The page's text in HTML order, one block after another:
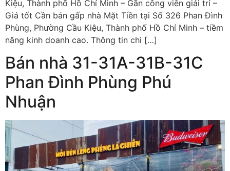
Kiệu, Thành phố Hồ Chí Minh – Gần công viên giải trí –
Giá tốt Cần bán gấp nhà Mặt Tiền tại Số 326 Phan Đình
Phùng, Phường Cầu Kiệu, Thành phố Hồ Chí Minh – tiềm
năng kinh doanh cao. Thông tin chi […]
Bán nhà 31-31A-31B-31C
Phan Đình Phùng Phú
Nhuận